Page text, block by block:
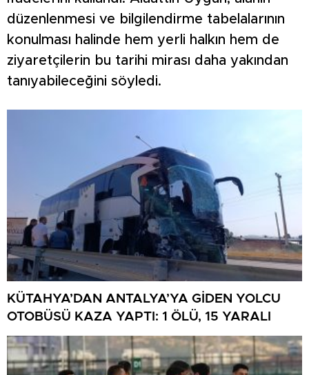
düzenlenmesi ve bilgilendirme tabelalarının
konulması halinde hem yerli halkın hem de
ziyaretçilerin bu tarihi mirası daha yakından
tanıyabileceğini söyledi.
KÜTAHYA’DAN ANTALYA’YA GİDEN YOLCU
OTOBÜSÜ KAZA YAPTI: 1 ÖLÜ, 15 YARALI